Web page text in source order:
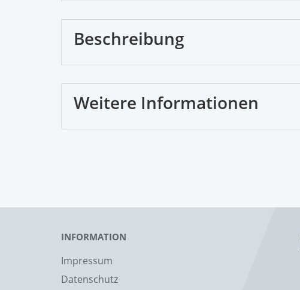
Beschreibung
Weitere Informationen
INFORMATION
Impressum
Datenschutz